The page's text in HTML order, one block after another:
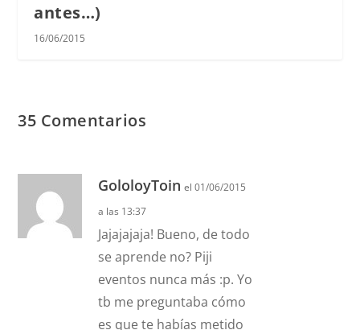
antes…)
16/06/2015
35 Comentarios
GololoyToin el 01/06/2015
a las 13:37
Jajajajaja! Bueno, de todo
se aprende no? Piji
eventos nunca más :p. Yo
tb me preguntaba cómo
es que te habías metido